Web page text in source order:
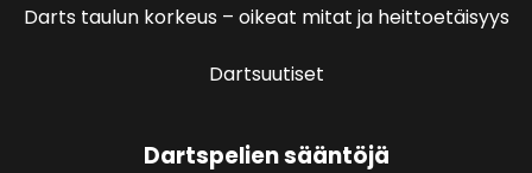
Darts taulun korkeus – oikeat mitat ja heittoetäisyys
Dartsuutiset
Dartspelien sääntöjä